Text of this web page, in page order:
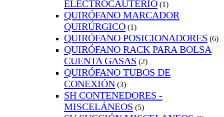
ELECTROCAUTERIO (1)
QUIRÓFANO MARCADOR
QUIRÚRGICO (1)
QUIRÓFANO POSICIONADORES (6)
QUIRÓFANO RACK PARA BOLSA
CUENTA GASAS (2)
QUIRÓFANO TUBOS DE
CONEXIÓN (3)
SH CONTENEDORES -
MISCELÁNEOS (5)